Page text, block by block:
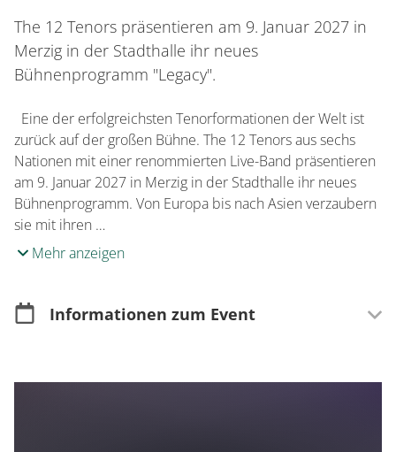
The 12 Tenors präsentieren am 9. Januar 2027 in
Merzig in der Stadthalle ihr neues
Bühnenprogramm "Legacy".
Eine der erfolgreichsten Tenorformationen der Welt ist
zurück auf der großen Bühne. The 12 Tenors aus sechs
Nationen mit einer renommierten Live-Band präsentieren
am 9. Januar 2027 in Merzig in der Stadthalle ihr neues
Bühnenprogramm. Von Europa bis nach Asien verzaubern
sie mit ihren …
Mehr anzeigen
Informationen zum Event